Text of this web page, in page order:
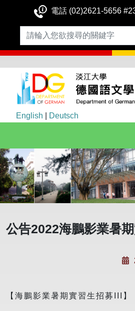
電話 (02)2621-5656
English Deutsch
公告2022海鵬影業暑
【海鵬影業暑期實習生招募III】